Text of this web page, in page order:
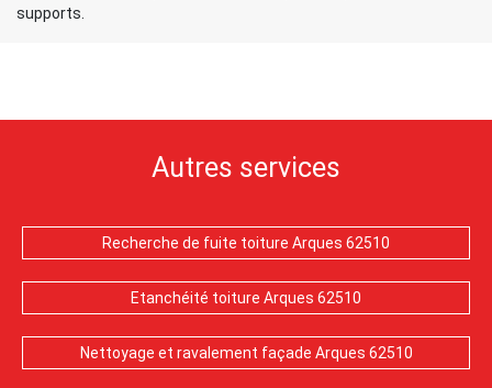
supports.
Autres services
Recherche de fuite toiture Arques 62510
Etanchéité toiture Arques 62510
Nettoyage et ravalement façade Arques 62510